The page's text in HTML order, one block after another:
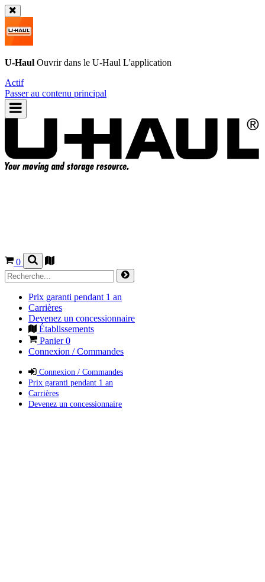
U-Haul Ouvrir dans le U-Haul L'application
Actif
Passer au contenu principal
0
Prix garanti pendant 1 an
Carrières
Devenez un concessionnaire
Établissements
Panier0
Connexion / Commandes
Connexion / Commandes
Prix garanti pendant 1 an
Carrières
Devenez un concessionnaire